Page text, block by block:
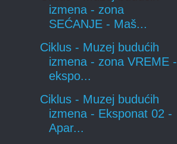
izmena - zona
SEĆANJE - Maš...
Ciklus - Muzej budućih
izmena - zona VREME -
ekspo...
Ciklus - Muzej budućih
izmena - Eksponat 02 -
Apar...